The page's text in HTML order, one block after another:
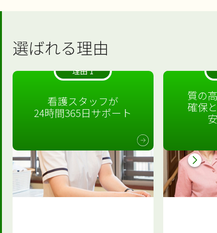
選ばれる理由
理由 1
看護スタッフが
24時間365日サポート
質の
確保